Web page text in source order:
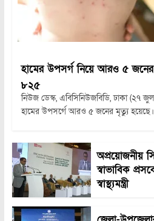
হামের উপসর্গ নিয়ে আরও ৫ জনের
৮২৫
নিউজ ডেস্ক, এবিসিনিউজবিডি, ঢাকা (২৭
হামের উপসর্গে আরও ৫ জনের মৃত্যু
অপ্রয়োজনীয়
স্বাভাবিক
স্বাস্থ্যমন্ত্রী